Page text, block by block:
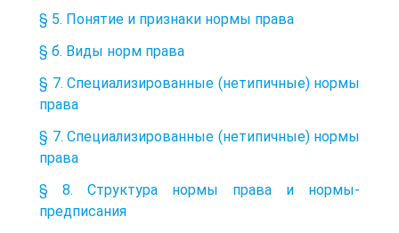
§ 5. Понятие и признаки нормы права
§ б. Виды норм права
§ 7. Специализированные (нетипичные) нормы
права
§ 7. Специализированные (нетипичные) нормы
права
§ 8. Структура нормы права и нормы-
предписания